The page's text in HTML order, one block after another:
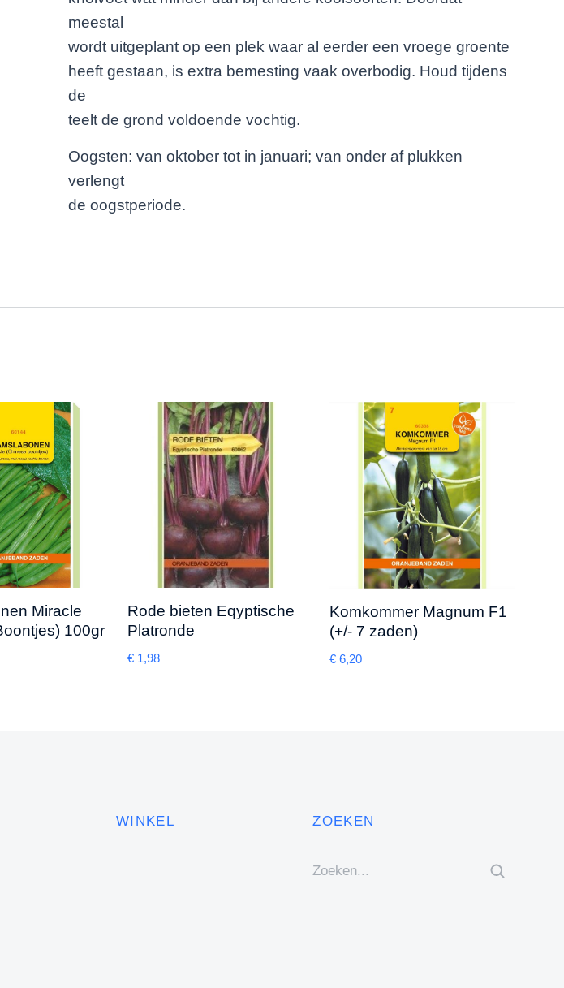
meestal
wordt uitgeplant op een plek waar al eerder een vroege groente
heeft gestaan, is extra bemesting vaak overbodig. Houd tijdens
de
teelt de grond voldoende vochtig.
Oogsten: van oktober tot in januari; van onder af plukken
verlengt
de oogstperiode.
Miracle
100gr
Rode bieten Eqyptische
Platronde
€ 1,98
Komkommer Magnum F1
(+/- 7 zaden)
€ 6,20
WINKEL ZOEKEN